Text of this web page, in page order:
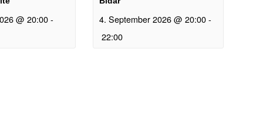
@ 20:00 - 4. September 2026 @ 20:00 -
22:00